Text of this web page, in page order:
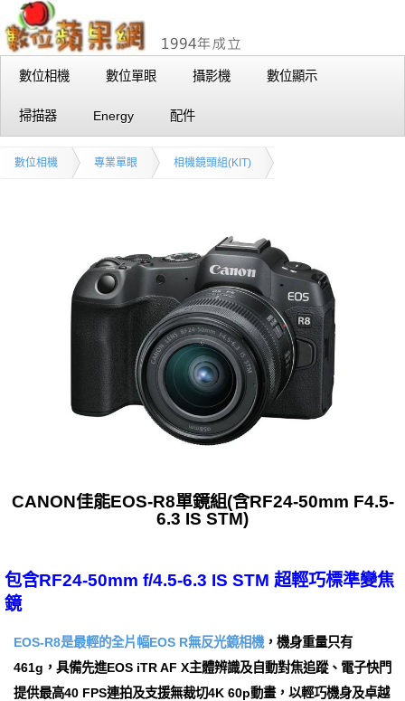
數位相機 數位單眼 攝影機 數位顯示
掃描器 Energy 配件
數位相機 專業單眼 相機鏡頭組(KIT)
CANON佳能EOS-R8單鏡組(含RF24-50mm F4.5-
6.3 IS STM)
包含RF24-50mm f/4.5-6.3 IS STM 超輕巧標準變焦
鏡
EOS-R8是最輕的全片幅EOS R無反光鏡相機 ，機身重量只有
461g，具備先進EOS iTR AF X主體辨識及自動對焦追蹤、電子快門
提供最高40 FPS連拍及支援無裁切4K 60p動畫，以輕巧機身及卓越